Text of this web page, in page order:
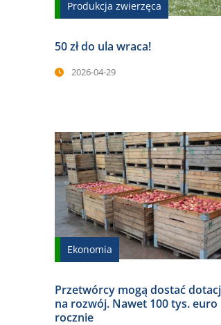
Produkcja zwierzęca
50 zł do ula wraca!
2026-04-29
Ekonomia
Przetwórcy mogą dostać
na rozwój. Nawet 100 tys. euro
rocznie